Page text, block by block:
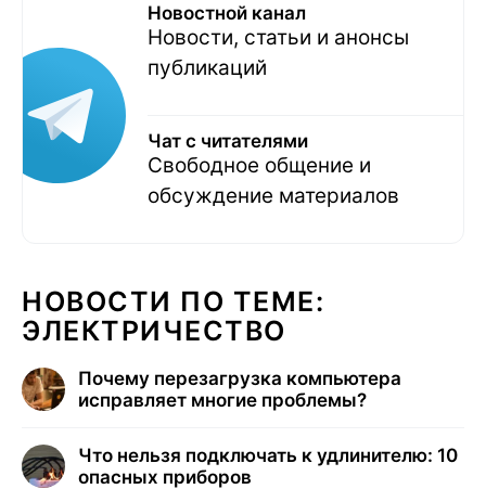
Новостной канал
Новости, статьи и анонсы
публикаций
Чат с читателями
Свободное общение и
обсуждение материалов
НОВОСТИ ПО ТЕМЕ:
ЭЛЕКТРИЧЕСТВО
Почему перезагрузка компьютера
исправляет многие проблемы?
Что нельзя подключать к удлинителю: 10
опасных приборов